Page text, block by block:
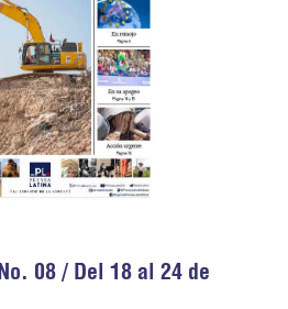
08 / Del 18 al 24 de